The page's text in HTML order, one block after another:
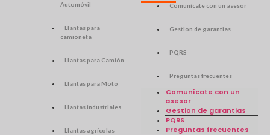
Automóvil
Llantas para
camioneta
Llantas para Camión
Llantas para Moto
Llantas industriales
Llantas agrícolas
Comunícate con un asesor
Gestion de garantias
PQRS
Preguntas frecuentes
Comunícate con un
asesor
Gestion de garantias
PQRS
Preguntas frecuentes